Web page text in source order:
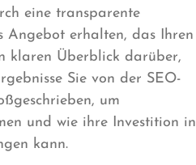
eine transparente
Angebot erhalten, das Ihren
klaren Überblick darüber,
Sie von der SEO-
um
und wie ihre Investition in
kann.